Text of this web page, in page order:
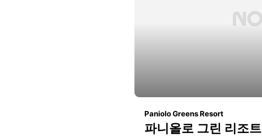
Paniolo Greens Resort
파니올로 그린 리조트